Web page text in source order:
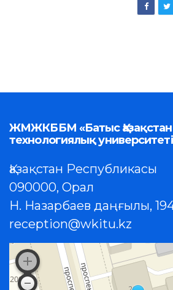
ЖМЖКББМ «Батыс
технологиялық
Қазақстан Республикасы
090000, Орал
Н. Назарбаев даңғылы,
reception@wkitu.kz